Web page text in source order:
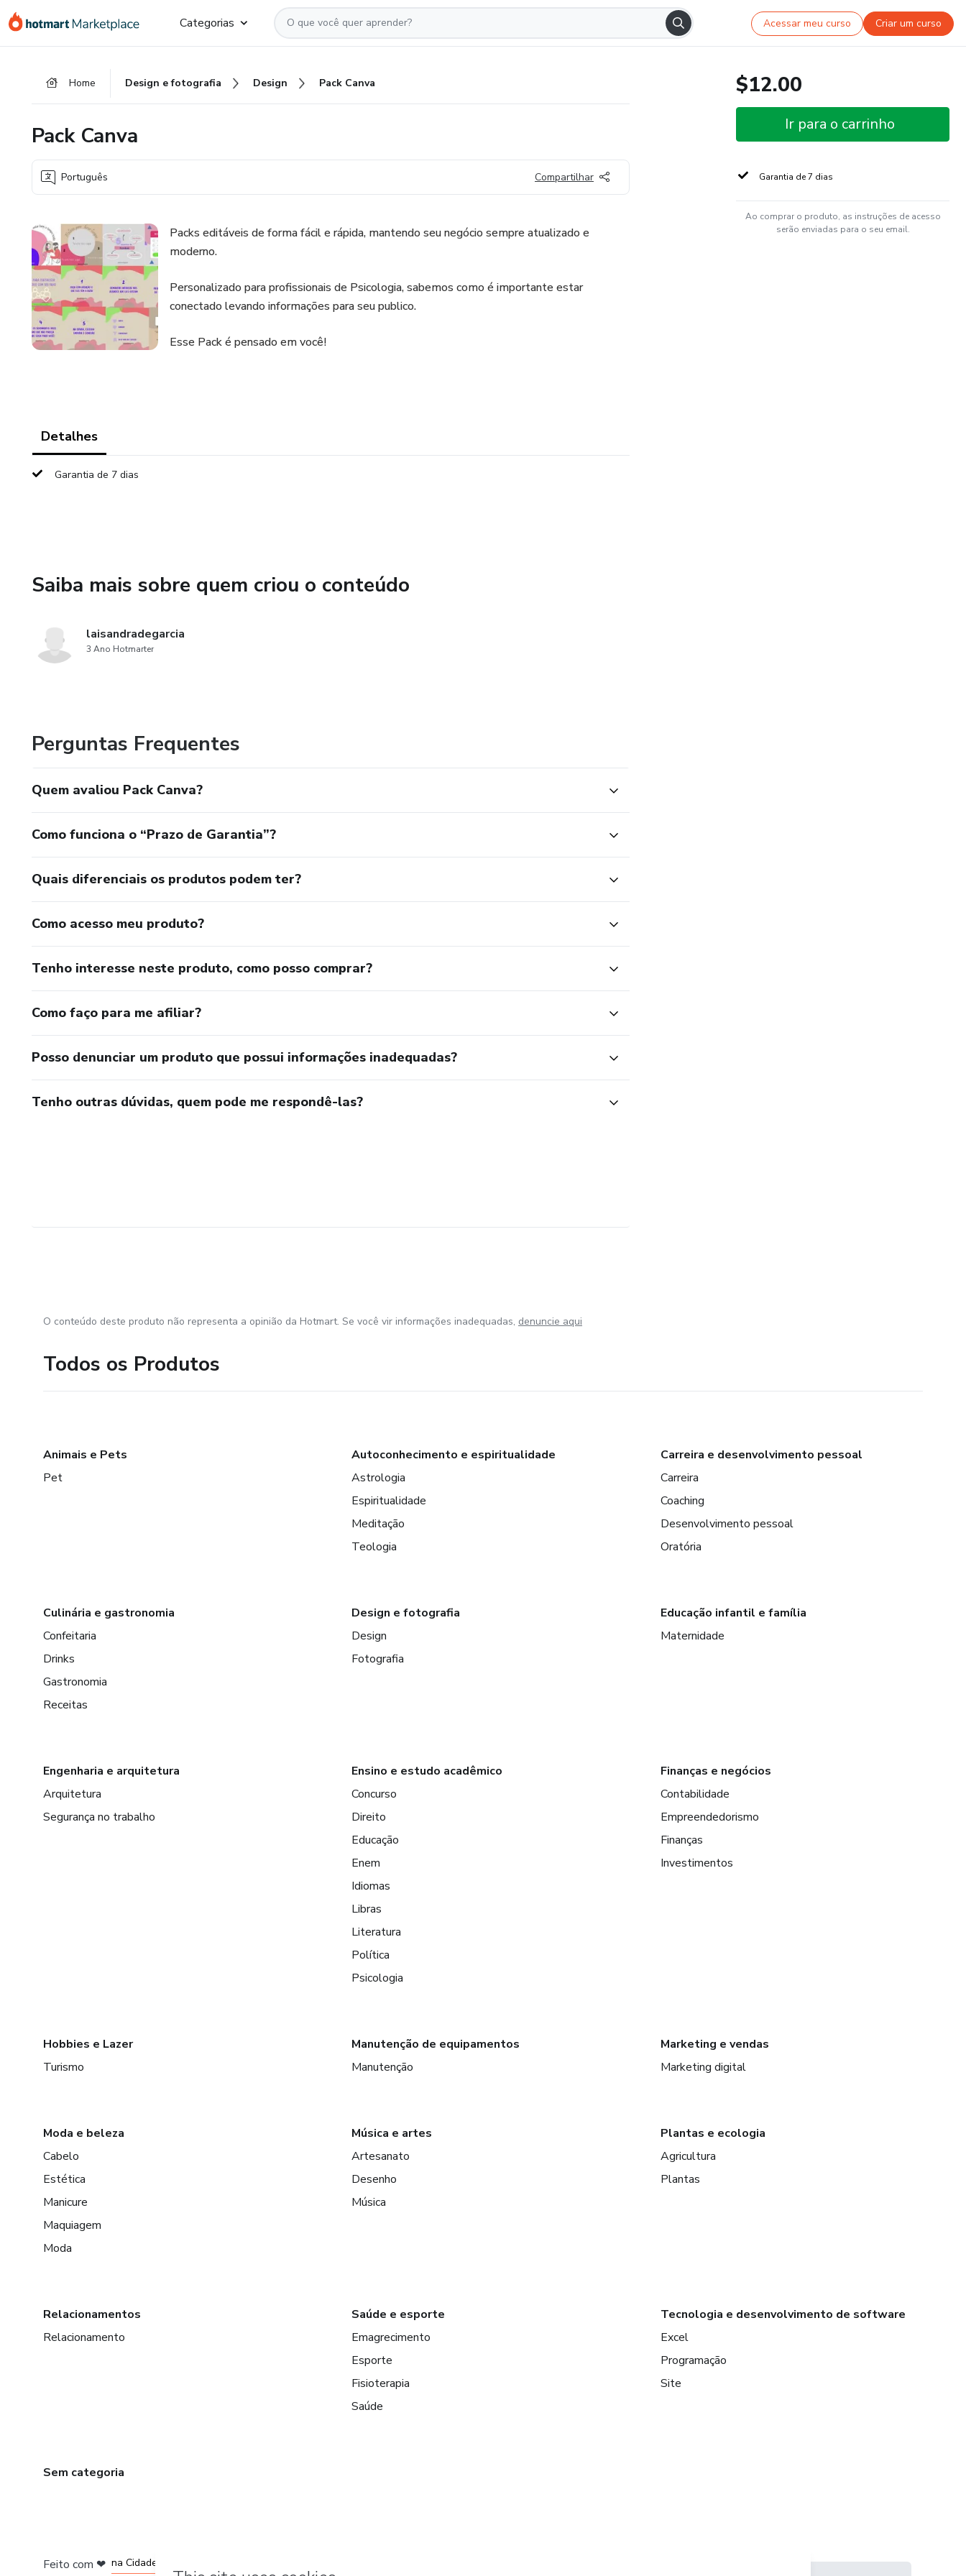
para
para
para
Categorias Acessar meu curso Criar um curso
Home Design e fotografia Design Pack Canva
Pack Canva
Português Compartilhar
Packs editáveis de forma fácil e rápida, mantendo seu negócio sempre atualizado e
moderno.
Personalizado para profissionais de Psicologia, sabemos como é importante estar
conectado levando informações para seu publico.
Esse Pack é pensado em você!
Detalhes
Garantia de 7 dias
Saiba mais sobre quem criou o conteúdo
laisandradegarcia
3 Ano Hotmarter
Perguntas Frequentes
Quem avaliou Pack Canva?
Como funciona o “Prazo de Garantia”?
Quais diferenciais os produtos podem ter?
Como acesso meu produto?
Tenho interesse neste produto, como posso comprar?
Como faço para me afiliar?
Posso denunciar um produto que possui informações inadequadas?
Tenho outras dúvidas, quem pode me respondê-las?
$12.00
Ir para o carrinho
Garantia de 7 dias
Ao comprar o produto, as instruções de acesso
serão enviadas para o seu email.
O conteúdo deste produto não representa a opinião da Hotmart. Se você vir informações inadequadas, denuncie aqui
Todos os Produtos
Animais e Pets
Pet
Autoconhecimento e espiritualidade
Astrologia
Espiritualidade
Meditação
Teologia
Carreira e desenvolvimento pessoal
Carreira
Coaching
Desenvolvimento pessoal
Oratória
Culinária e gastronomia
Confeitaria
Drinks
Gastronomia
Receitas
Design e fotografia
Design
Fotografia
Educação infantil e família
Maternidade
Engenharia e arquitetura
Arquitetura
Segurança no trabalho
Ensino e estudo acadêmico
Concurso
Direito
Educação
Enem
Idiomas
Libras
Literatura
Política
Psicologia
Finanças e negócios
Contabilidade
Empreendedorismo
Finanças
Investimentos
Hobbies e Lazer
Turismo
Manutenção de equipamentos
Manutenção
Marketing e vendas
Marketing digital
Moda e beleza
Cabelo
Estética
Manicure
Maquiagem
Moda
Música e artes
Artesanato
Desenho
Música
Plantas e ecologia
Agricultura
Plantas
Relacionamentos
Relacionamento
Saúde e esporte
Emagrecimento
Esporte
Fisioterapia
Saúde
Tecnologia e desenvolvimento de software
Excel
Programação
Site
Sem categoria
Feito com ❤ na Cidade do México